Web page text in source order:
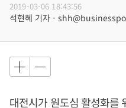
2019-03-06 18:43:56
석현혜 기자 -
대전시가 원도심 활성화를